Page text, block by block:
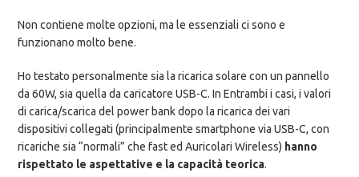
Non contiene molte opzioni, ma le essenziali ci sono e
funzionano molto bene.
Ho testato personalmente sia la ricarica solare con un pannello
da 60W, sia quella da caricatore USB-C. In Entrambi i casi, i valori
di carica/scarica del power bank dopo la ricarica dei vari
dispositivi collegati (principalmente smartphone via USB-C, con
ricariche sia “normali” che fast ed Auricolari Wireless) hanno
rispettato le aspettative e la capacità teorica.